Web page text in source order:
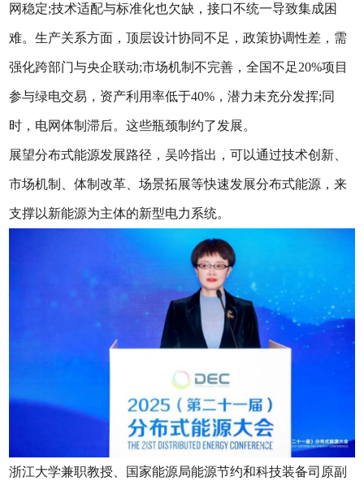
网稳定;技术适配与标准化也欠缺，接口不统一导致集成困
难。生产关系方面，顶层设计协同不足，政策协调性差，需
强化跨部门与央企联动;市场机制不完善，全国不足20%项目
参与绿电交易，资产利用率低于40%，潜力未充分发挥;同
时，电网体制滞后。这些瓶颈制约了发展。
展望分布式能源发展路径，吴吟指出，可以通过技术创新、
市场机制、体制改革、场景拓展等快速发展分布式能源，来
支撑以新能源为主体的新型电力系统。
浙江大学兼职教授、国家能源局能源节约和科技装备司原副